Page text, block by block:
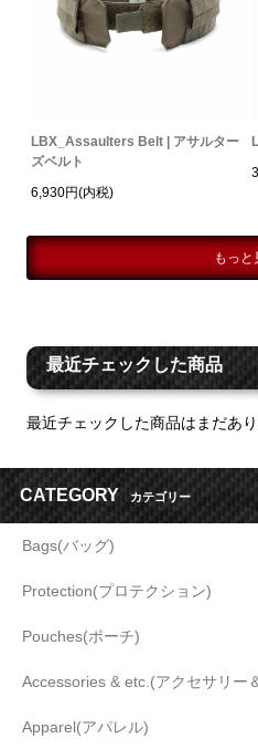
LBX_Assaulters Belt | アサルター
ズベルト
6,930円(内税)
もっと
最近チェックした商品
最近チェックした商品はまだあり
CATEGORY カテゴリー
Bags(バッグ)
Protection(プロテクション)
Pouches(ポーチ)
Accessories & etc.(アクセサリー
Apparel(アパレル)